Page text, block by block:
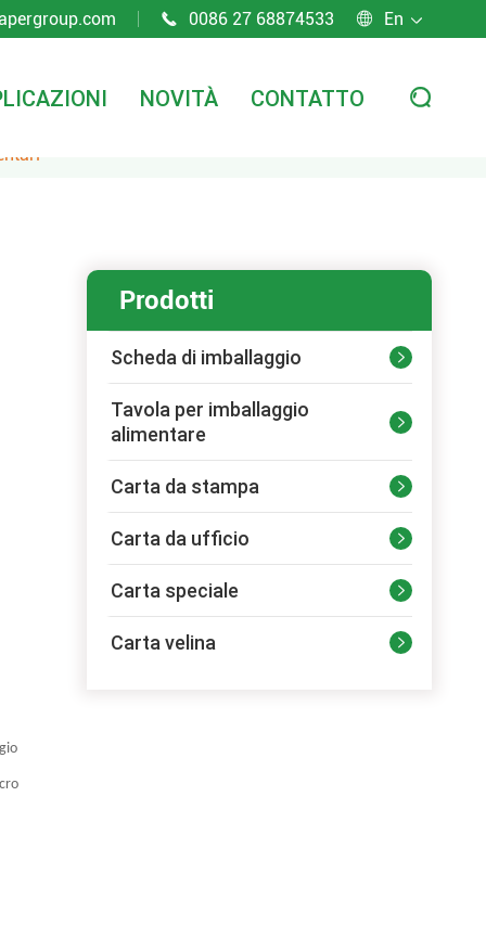
 0086 27 68874533  En 
NOVITÀ CONTATTO 
Prodotti
Scheda di imballaggio 
Tavola per imballaggio
alimentare

Carta da stampa 
Carta da ufficio 
Carta speciale 
Carta velina 